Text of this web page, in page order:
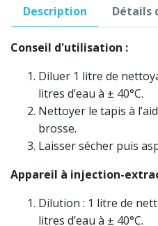
Description Détails
Conseil d'utilisation :
Diluer 1 litre de
litres d’eau à ± 40°C.
Nettoyer le tapis à
brosse.
Laisser sécher puis
Appareil à injection-
Dilution : 1 litre de
litres d’eau à ± 40°C.